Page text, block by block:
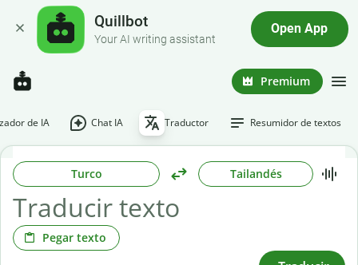
Quillbot
Your AI writing assistant
Open App
Premium
de IA Chat IA Traductor Resumidor de textos
Turco Tailandés
Pegar texto